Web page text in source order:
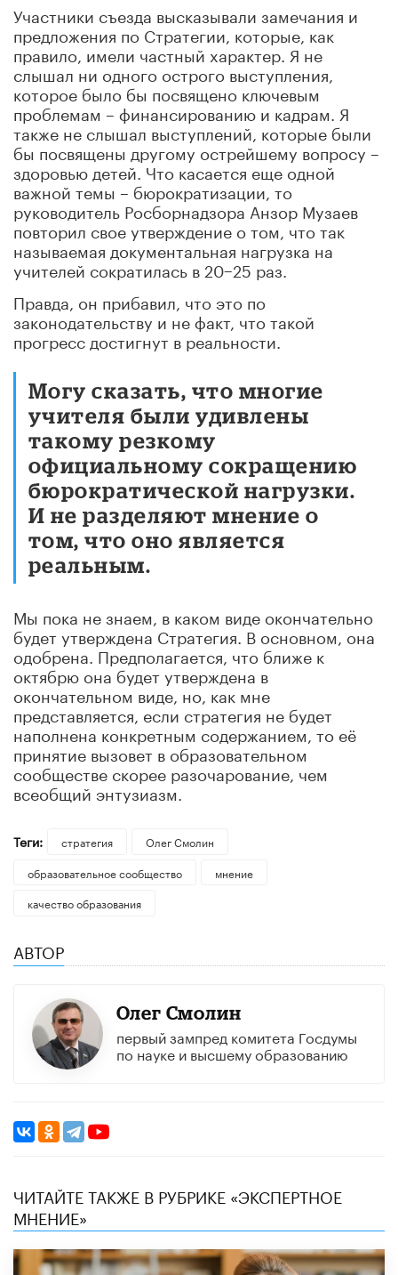
Участники съезда высказывали замечания и
предложения по Стратегии, которые, как
правило, имели частный характер. Я не
слышал ни одного острого выступления,
которое было бы посвящено ключевым
проблемам – финансированию и кадрам. Я
также не слышал выступлений, которые были
бы посвящены другому острейшему вопросу –
здоровью детей. Что касается еще одной
важной темы – бюрократизации, то
руководитель Росборнадзора Анзор Музаев
повторил свое утверждение о том, что так
называемая документальная нагрузка на
учителей сократилась в 20−25 раз.
Правда, он прибавил, что это по
законодательству и не факт, что такой
прогресс достигнут в реальности.
Могу сказать, что многие
учителя были удивлены
такому резкому
официальному сокращению
бюрократической нагрузки.
И не разделяют мнение о
том, что оно является
реальным.
Мы пока не знаем, в каком виде окончательно
будет утверждена Стратегия. В основном, она
одобрена. Предполагается, что ближе к
октябрю она будет утверждена в
окончательном виде, но, как мне
представляется, если стратегия не будет
наполнена конкретным содержанием, то её
принятие вызовет в образовательном
сообществе скорее разочарование, чем
всеобщий энтузиазм.
Теги: стратегия
Олег Смолин
образовательное сообщество
мнение
качество образования
АВТОР
Олег Смолин
первый зампред комитета Госдумы
по науке и высшему образованию
ЧИТАЙТЕ ТАКЖЕ В РУБРИКЕ «ЭКСПЕРТНОЕ
МНЕНИЕ»